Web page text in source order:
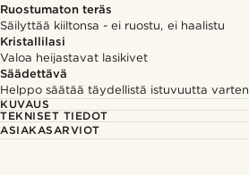
Ruostumaton teräs
Säilyttää kiiltonsa - ei ruostu, ei haalistu
Kristallilasi
Valoa heijastavat lasikivet
Säädettävä
Helppo säätää täydellistä istuvuutta varten
KUVAUS
TEKNISET TIEDOT
ASIAKASARVIOT